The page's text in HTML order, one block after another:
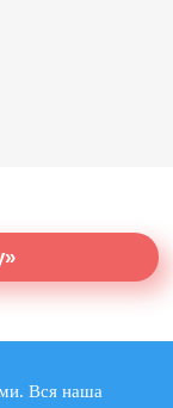
Вся наша